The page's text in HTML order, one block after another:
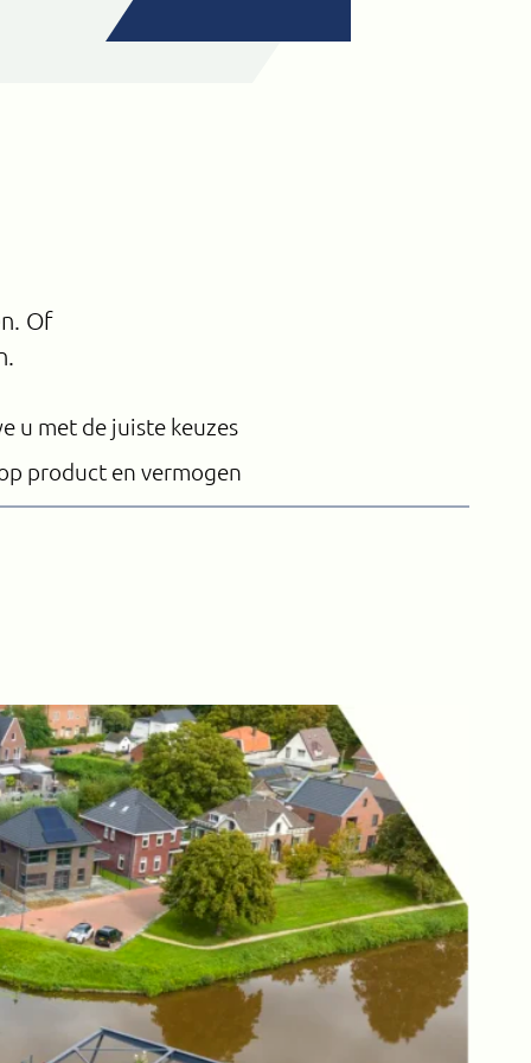
Of
u met de juiste keuzes
product en vermogen